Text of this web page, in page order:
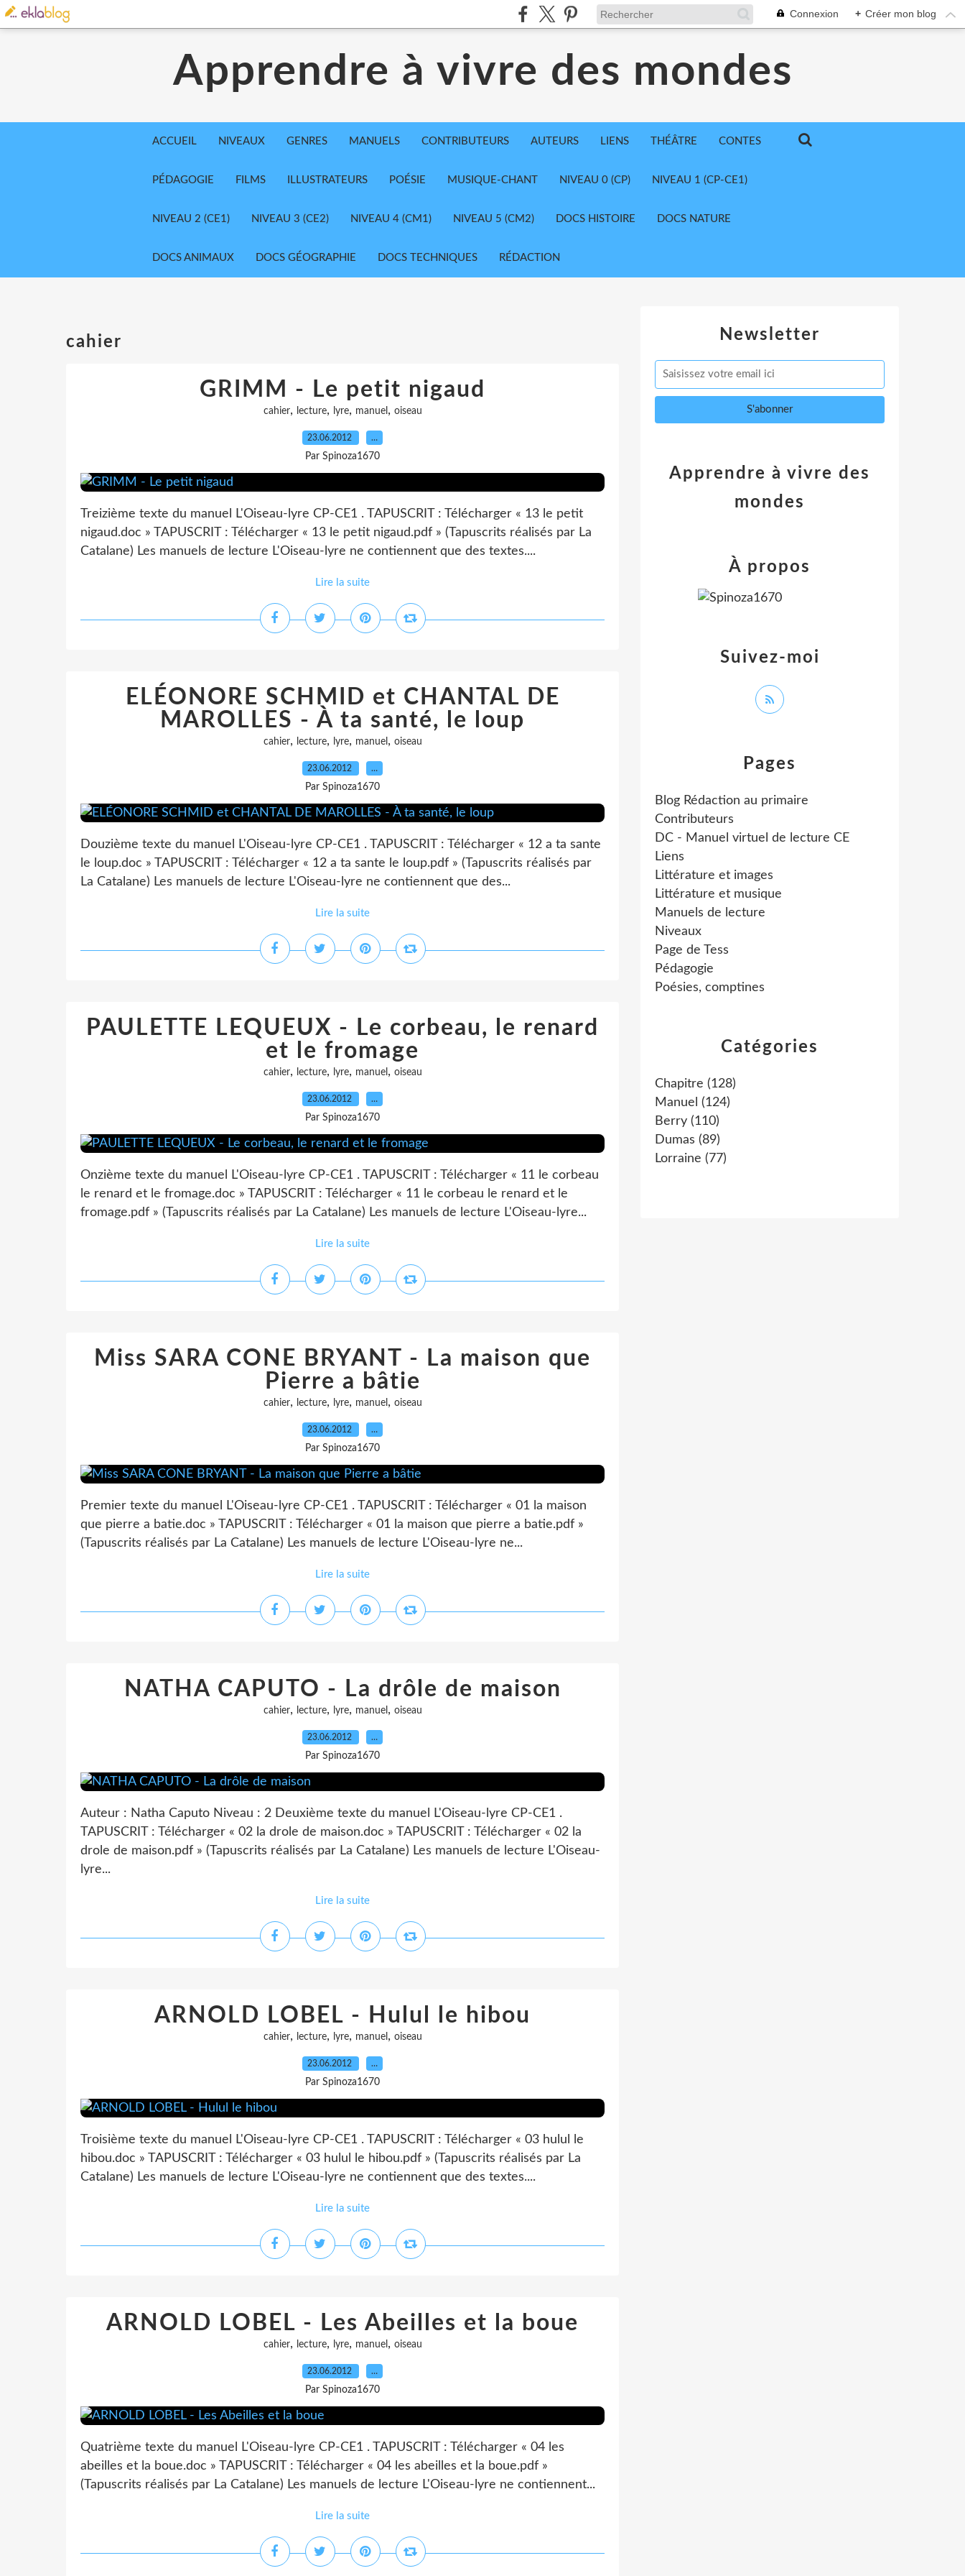
Connexion + Créer mon blog
Apprendre à vivre des mondes
ACCUEIL NIVEAUX GENRES MANUELS CONTRIBUTEURS AUTEURS LIENS THÉÂTRE CONTES
PÉDAGOGIE FILMS ILLUSTRATEURS POÉSIE MUSIQUE-CHANT NIVEAU 0 (CP) NIVEAU 1 (CP-CE1)
NIVEAU 2 (CE1) NIVEAU 3 (CE2) NIVEAU 4 (CM1) NIVEAU 5 (CM2) DOCS HISTOIRE DOCS NATURE
DOCS ANIMAUX DOCS GÉOGRAPHIE DOCS TECHNIQUES RÉDACTION
cahier
GRIMM - Le petit nigaud
cahier, lecture, lyre, manuel, oiseau
23.06.2012 …
Par Spinoza1670
Treizième texte du manuel L'Oiseau-lyre CP-CE1 . TAPUSCRIT : Télécharger « 13 le petit
nigaud.doc » TAPUSCRIT : Télécharger « 13 le petit nigaud.pdf » (Tapuscrits réalisés par La
Catalane) Les manuels de lecture L'Oiseau-lyre ne contiennent que des textes....
Lire la suite
ELÉONORE SCHMID et CHANTAL DE
MAROLLES - À ta santé, le loup
cahier, lecture, lyre, manuel, oiseau
23.06.2012 …
Par Spinoza1670
Douzième texte du manuel L'Oiseau-lyre CP-CE1 . TAPUSCRIT : Télécharger « 12 a ta sante
le loup.doc » TAPUSCRIT : Télécharger « 12 a ta sante le loup.pdf » (Tapuscrits réalisés par
La Catalane) Les manuels de lecture L'Oiseau-lyre ne contiennent que des...
Lire la suite
PAULETTE LEQUEUX - Le corbeau, le renard
et le fromage
cahier, lecture, lyre, manuel, oiseau
23.06.2012 …
Par Spinoza1670
Onzième texte du manuel L'Oiseau-lyre CP-CE1 . TAPUSCRIT : Télécharger « 11 le corbeau
le renard et le fromage.doc » TAPUSCRIT : Télécharger « 11 le corbeau le renard et le
fromage.pdf » (Tapuscrits réalisés par La Catalane) Les manuels de lecture L'Oiseau-lyre...
Lire la suite
Miss SARA CONE BRYANT - La maison que
Pierre a bâtie
cahier, lecture, lyre, manuel, oiseau
23.06.2012 …
Par Spinoza1670
Premier texte du manuel L'Oiseau-lyre CP-CE1 . TAPUSCRIT : Télécharger « 01 la maison
que pierre a batie.doc » TAPUSCRIT : Télécharger « 01 la maison que pierre a batie.pdf »
(Tapuscrits réalisés par La Catalane) Les manuels de lecture L'Oiseau-lyre ne...
Lire la suite
NATHA CAPUTO - La drôle de maison
cahier, lecture, lyre, manuel, oiseau
23.06.2012 …
Par Spinoza1670
Auteur : Natha Caputo Niveau : 2 Deuxième texte du manuel L'Oiseau-lyre CP-CE1 .
TAPUSCRIT : Télécharger « 02 la drole de maison.doc » TAPUSCRIT : Télécharger « 02 la
drole de maison.pdf » (Tapuscrits réalisés par La Catalane) Les manuels de lecture L'Oiseau-
lyre...
Lire la suite
ARNOLD LOBEL - Hulul le hibou
cahier, lecture, lyre, manuel, oiseau
23.06.2012 …
Par Spinoza1670
Troisième texte du manuel L'Oiseau-lyre CP-CE1 . TAPUSCRIT : Télécharger « 03 hulul le
hibou.doc » TAPUSCRIT : Télécharger « 03 hulul le hibou.pdf » (Tapuscrits réalisés par La
Catalane) Les manuels de lecture L'Oiseau-lyre ne contiennent que des textes....
Lire la suite
ARNOLD LOBEL - Les Abeilles et la boue
cahier, lecture, lyre, manuel, oiseau
23.06.2012 …
Par Spinoza1670
Quatrième texte du manuel L'Oiseau-lyre CP-CE1 . TAPUSCRIT : Télécharger « 04 les
abeilles et la boue.doc » TAPUSCRIT : Télécharger « 04 les abeilles et la boue.pdf »
(Tapuscrits réalisés par La Catalane) Les manuels de lecture L'Oiseau-lyre ne contiennent...
Lire la suite
Newsletter
Catégories
Chapitre (128)
Manuel (124)
Berry (110)
Dumas (89)
Lorraine (77)
Pages
Blog Rédaction au primaire
Contributeurs
DC - Manuel virtuel de lecture CE
Liens
Littérature et images
Littérature et musique
Manuels de lecture
Niveaux
Page de Tess
Pédagogie
Poésies, comptines
Apprendre à vivre des
mondes
Suivez-moi
À propos